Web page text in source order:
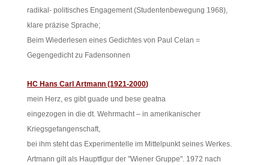
radikal- politisches Engagement (Studentenbewegung 1968),
klare präzise Sprache;
Beim Wiederlesen eines Gedichtes von Paul Celan =
Gegengedicht zu Fadensonnen
HC Hans Carl Artmann (1921-2000)
mein Herz, es gibt guade und bese geatna
eingezogen in die dt. Wehrmacht – in amerikanischer
Kriegsgefangenschaft,
bei ihm steht das Experimentelle im Mittelpunkt seines Werkes.
Artmann gilt als Hauptfigur der "Wiener Gruppe". 1972 nach